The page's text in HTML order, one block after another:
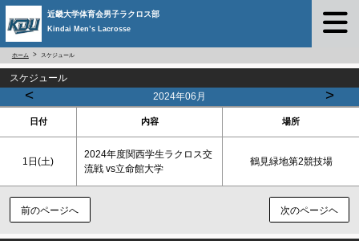
近畿大学体育会男子ラクロス部
Kindai Men’s Lacrosse
ホーム スケジュール
スケジュール
< 2024年06月 >
日付 内容 場所
1日(土)
2024年度関西学生ラクロス交
流戦 vs立命館大学
鶴見緑地第2競技場
前のページへ 次のページヘ